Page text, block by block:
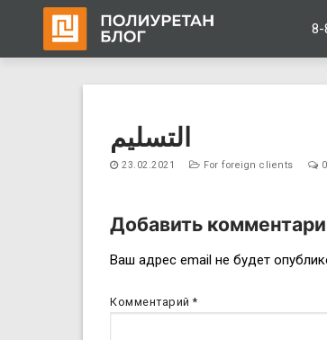
8-
содержимому
التسليم
23.02.2021 For foreign clients
Навигация
по
Добавить
Ваш адрес email не будет
Комментарий*